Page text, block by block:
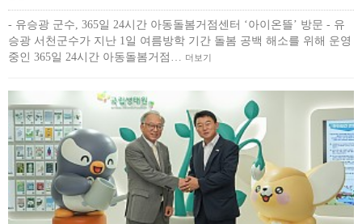
- 유승광 군수, 365일 24시간 아동돌봄거점센터 ‘아이온뜰’ 방문 - 유
승광 서천군수가 지난 1일 여름방학 기간 돌봄 공백 해소를 위해 운영
중인 365일 24시간 아동돌봄거점…
더보기